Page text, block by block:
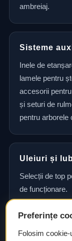
ambreiaj.
Sisteme
Inele de
lamele pentru
accesorii
și seturi de
pentru arborele
Uleiuri și
Selecții de top
de funcționare.
Preferințe
Folosim